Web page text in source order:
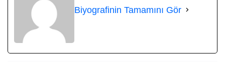
Biyografinin Tamamını Gör